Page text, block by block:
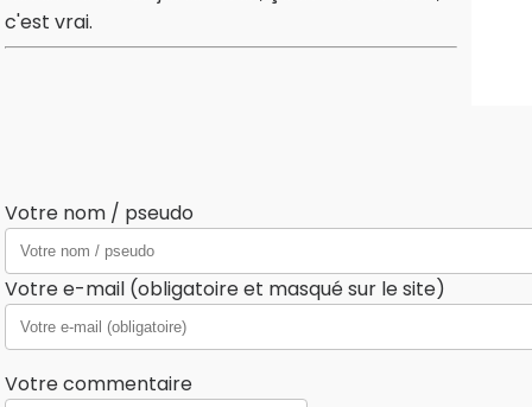
c'est vrai.
Votre nom / pseudo
Votre e-mail (obligatoire et masqué sur le site)
Votre commentaire